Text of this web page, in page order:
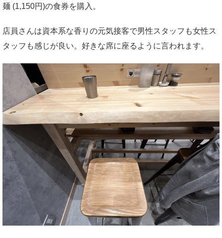
麺 (1,150円)の食券を購入。
店員さんは資本系な香りの元気接客で男性スタッフも女性ス
タッフも感じが良い。好きな席に座るように言われます。